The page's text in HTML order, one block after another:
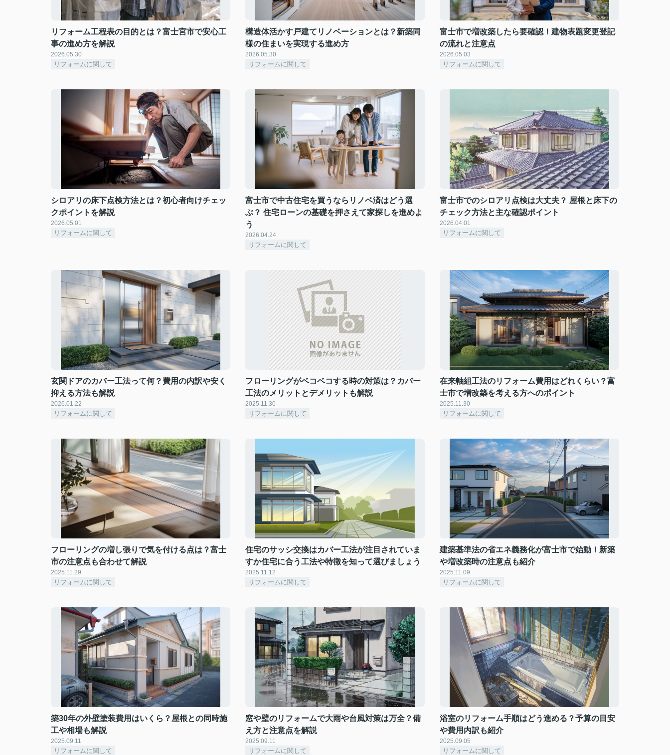
リフォーム工程表の目的とは？富士宮市で安心工
事の進め方を解説
2026.05.30
リフォームに関して
構造体活かす戸建てリノベーションとは？新築同
様の住まいを実現する進め方
2026.05.30
リフォームに関して
富士市で増改築したら要確認！建物表題変更登記
の流れと注意点
2026.05.03
リフォームに関して
シロアリの床下点検方法とは？初心者向けチェッ
クポイントを解説
2026.05.01
リフォームに関して
富士市で中古住宅を買うならリノベ済はどう選
ぶ？ 住宅ローンの基礎を押さえて家探しを進めよ
う
2026.04.24
リフォームに関して
富士市でのシロアリ点検は大丈夫？ 屋根と床下の
チェック方法と主な確認ポイント
2026.04.01
リフォームに関して
玄関ドアのカバー工法って何？費用の内訳や安く
抑える方法も解説
2026.01.22
リフォームに関して
フローリングがベコベコする時の対策は？カバー
工法のメリットとデメリットも解説
2025.11.30
リフォームに関して
在来軸組工法のリフォーム費用はどれくらい？富
士市で増改築を考える方へのポイント
2025.11.30
リフォームに関して
フローリングの増し張りで気を付ける点は？富士
市の注意点も合わせて解説
2025.11.29
リフォームに関して
住宅のサッシ交換はカバー工法が注目されていま
すか住宅に合う工法や特徴を知って選びましょう
2025.11.12
リフォームに関して
建築基準法の省エネ義務化が富士市で始動！新築
や増改築時の注意点も紹介
2025.11.09
リフォームに関して
築30年の外壁塗装費用はいくら？屋根との同時施
工や相場も解説
2025.09.11
リフォームに関して
窓や壁のリフォームで大雨や台風対策は万全？備
え方と注意点を解説
2025.09.11
リフォームに関して
浴室のリフォーム手順はどう進める？予算の目安
や費用内訳も紹介
2025.09.05
リフォームに関して